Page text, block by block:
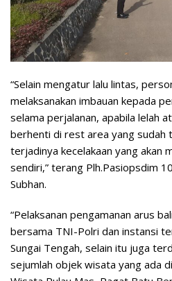
“Selain mengatur lalu lintas,
melaksanakan imbauan kepada
selama perjalanan, apabila lelah
berhenti di rest area yang sudah
terjadinya kecelakaan yang akan
sendiri,” terang Plh.Pasiopsdim
Subhan.
“Pelaksanan pengamanan arus
bersama TNI-Polri dan instansi
Sungai Tengah, selain itu juga
sejumlah objek wisata yang ada